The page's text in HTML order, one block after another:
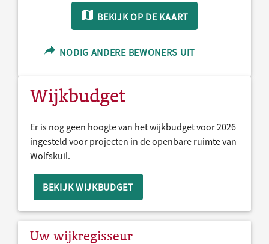
BEKIJK OP DE KAART
NODIG ANDERE BEWONERS UIT
Wijkbudget
Er is nog geen hoogte van het wijkbudget voor 2026
ingesteld voor projecten in de openbare ruimte van
Wolfskuil.
BEKIJK WIJKBUDGET
Uw wijkregisseur